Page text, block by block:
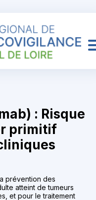
: Risque
primitif
prévention des
atteint de tumeurs
et pour le traitement